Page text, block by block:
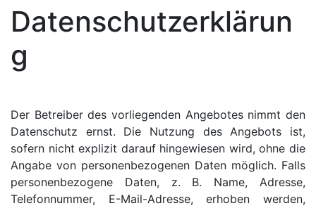
Datenschutzerklärun
g
Der Betreiber des vorliegenden Angebotes nimmt den
Datenschutz ernst. Die Nutzung des Angebots ist,
sofern nicht explizit darauf hingewiesen wird, ohne die
Angabe von personenbezogenen Daten möglich. Falls
personenbezogene Daten, z. B. Name, Adresse,
Telefonnummer, E-Mail-Adresse, erhoben werden,